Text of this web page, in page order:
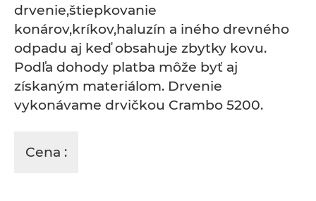
drvenie,štiepkovanie
konárov,kríkov,haluzín a iného drevného
odpadu aj keď obsahuje zbytky kovu.
Podľa dohody platba môže byť aj
získaným materiálom. Drvenie
vykonávame drvičkou Crambo 5200.
Cena :